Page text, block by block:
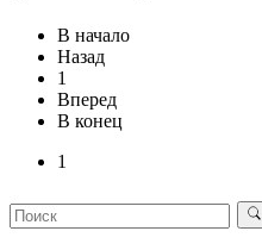
В начало
Назад
1
Вперед
В конец
1